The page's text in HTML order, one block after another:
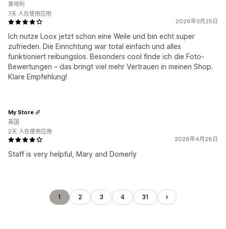
2026年3月25日
Ich nutze Loox jetzt schon eine Weile und bin echt super
zufrieden. Die Einrichtung war total einfach und alles
funktioniert reibungslos. Besonders cool finde ich die Foto-
Bewertungen – das bringt viel mehr Vertrauen in meinen Shop.
Klare Empfehlung!
奥地利
7天 人在使用应用
2026年4月28日
Staff is very helpful, Mary and Domerly
My Store
英国
2天 人在使用应用
1 2 3 4 31